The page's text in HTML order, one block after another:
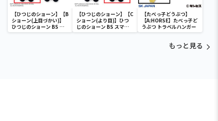
【ひつじのショーン】【B
ショーン(上目づかい)】
ひつじのショーン BS ス
マホショーンルダー
【ひつじのショーン】【C
ショーン(より目)】ひつ
じのショーン BS スマホ
ショーンルダー
【たべっ子どうぶつ】
【A:HORSE】たべっ子ど
うぶつ トラベルハンガー
もっと見る